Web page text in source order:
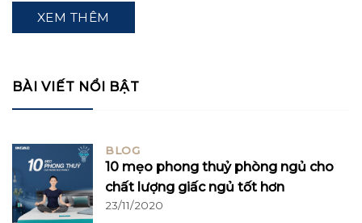
XEM THÊM
BÀI VIẾT NỔI BẬT
BLOG
10 mẹo phong thuỷ phòng ngủ cho
chất lượng giấc ngủ tốt hơn
23/11/2020